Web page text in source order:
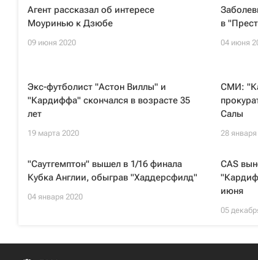
Агент рассказал об интересе
Моуринью к Дзюбе
09 июня 2020
в
04 июня
Экс-футболист "Астон Виллы" и
"Кардиффа" скончался в возрасте 35
лет
19 марта 2020
СМИ:
Салы
28
"Саутгемптон" вышел в 1/16 финала
Кубка Англии, обыграв "Хаддерсфилд"
04 января 2020
CAS
июня
05